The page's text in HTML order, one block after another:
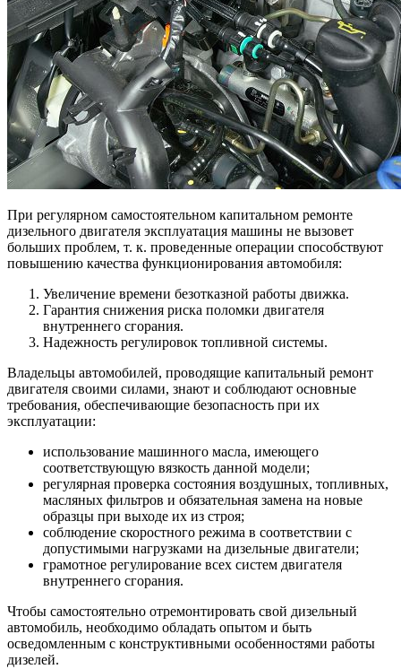
При регулярном самостоятельном капитальном ремонте
дизельного двигателя эксплуатация машины не вызовет
больших проблем, т. к. проведенные операции способствуют
повышению качества функционирования автомобиля:
Увеличение времени безотказной работы движка.
Гарантия снижения риска поломки двигателя
внутреннего сгорания.
Надежность регулировок топливной системы.
Владельцы автомобилей, проводящие капитальный ремонт
двигателя своими силами, знают и соблюдают основные
требования, обеспечивающие безопасность при их
эксплуатации:
использование машинного масла, имеющего
соответствующую вязкость данной модели;
регулярная проверка состояния воздушных, топливных,
масляных фильтров и обязательная замена на новые
образцы при выходе их из строя;
соблюдение скоростного режима в соответствии с
допустимыми нагрузками на дизельные двигатели;
грамотное регулирование всех систем двигателя
внутреннего сгорания.
Чтобы самостоятельно отремонтировать свой дизельный
автомобиль, необходимо обладать опытом и быть
осведомленным с конструктивными особенностями работы
дизелей.